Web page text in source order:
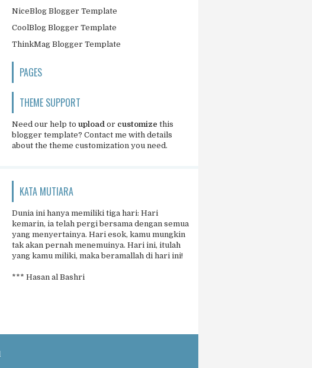
NiceBlog Blogger Template
CoolBlog Blogger Template
ThinkMag Blogger Template
PAGES
THEME SUPPORT
Need our help to upload or customize this
blogger template? Contact me with details
about the theme customization you need.
KATA MUTIARA
Dunia ini hanya memiliki tiga hari: Hari
kemarin, ia telah pergi bersama dengan semua
yang menyertainya. Hari esok, kamu mungkin
tak akan pernah menemuinya. Hari ini, itulah
yang kamu miliki, maka beramallah di hari ini!
*** Hasan al Bashri